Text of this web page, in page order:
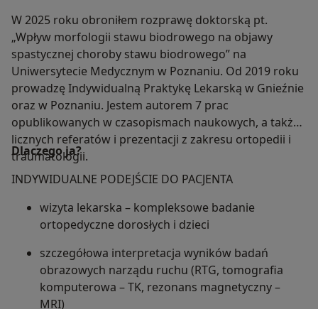
W 2025 roku obroniłem rozprawę doktorską pt.
„Wpływ morfologii stawu biodrowego na objawy
spastycznej choroby stawu biodrowego” na
Uniwersytecie Medycznym w Poznaniu. Od 2019 roku
prowadzę Indywidualną Praktykę Lekarską w Gnieźnie
oraz w Poznaniu. Jestem autorem 7 prac
opublikowanych w czasopismach naukowych, a także
licznych referatów i prezentacji z zakresu ortopedii i
traumatologii.
Dlaczego ja?
INDYWIDUALNE PODEJŚCIE DO PACJENTA
wizyta lekarska – kompleksowe badanie
ortopedyczne dorosłych i dzieci
szczegółowa interpretacja wyników badań
obrazowych narządu ruchu (RTG, tomografia
komputerowa – TK, rezonans magnetyczny –
MRI)